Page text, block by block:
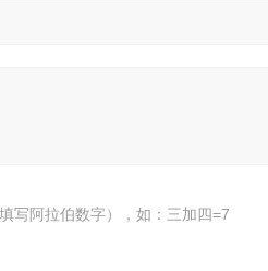
写阿拉伯数字），如：三加四=7